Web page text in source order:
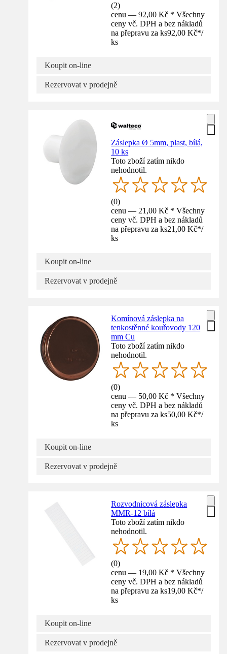
(2)
cenu — 92,00 Kč * Všechny
ceny vč. DPH a bez nákladů
na přepravu za ks92,00 Kč*/
ks
Koupit on-line
Rezervovat v prodejně
Záslepka Ø 5mm, plast, bílá,
10 ks
Toto zboží zatím nikdo
nehodnotil.
(0)
cenu — 21,00 Kč * Všechny
ceny vč. DPH a bez nákladů
na přepravu za ks21,00 Kč*/
ks
Koupit on-line
Rezervovat v prodejně
Komínová záslepka na
tenkostěnné kouřovody 120
mm Cu
Toto zboží zatím nikdo
nehodnotil.
(0)
cenu — 50,00 Kč * Všechny
ceny vč. DPH a bez nákladů
na přepravu za ks50,00 Kč*/
ks
Koupit on-line
Rezervovat v prodejně
Rozvodnicová záslepka
MMR-12 bílá
Toto zboží zatím nikdo
nehodnotil.
(0)
cenu — 19,00 Kč * Všechny
ceny vč. DPH a bez nákladů
na přepravu za ks19,00 Kč*/
ks
Koupit on-line
Rezervovat v prodejně